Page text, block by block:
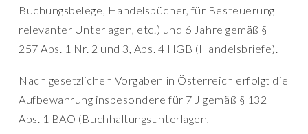
Buchungsbelege, Handelsbücher, für Besteuerung
relevanter Unterlagen, etc.) und 6 Jahre gemäß §
257 Abs. 1 Nr. 2 und 3, Abs. 4 HGB (Handelsbriefe).
Nach gesetzlichen Vorgaben in Österreich erfolgt die
Aufbewahrung insbesondere für 7 J gemäß § 132
Abs. 1 BAO (Buchhaltungsunterlagen,